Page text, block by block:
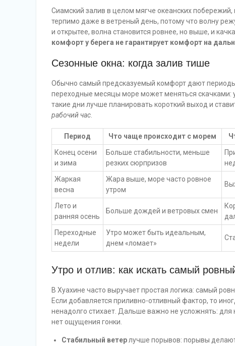
Сиамский залив в целом мягче океанских
терпимо даже в ветреный день, потому что волну
и открытее, волна становится ровнее, но выше, и
комфорт у берега не гарантирует комфорт на
Сезонные окна: когда залив тише
Обычно самый предсказуемый комфорт дают
переходные месяцы море может меняться скачками:
такие дни лучше планировать короткий выход и
рабочий час
Период Что чаще происходит с морем
Конец осени
и зима
Больше стабильности, меньше
резких сюрпризов
Жаркая
весна
Жара выше, море часто ровное
утром
Лето и
ранняя осень
Больше дождей и ветровых смен
Переходные
недели
Утро может быть идеальным,
днем «ломает»
Утро и отлив: как искать самый
В Хуахине часто выручает простая логика: самый
Если добавляется приливно-отливный фактор, то
ненадолго стихает. Дальше важно не усложнять:
нет ощущения гонки.
Стабильный ветер лучше порывов: порывы